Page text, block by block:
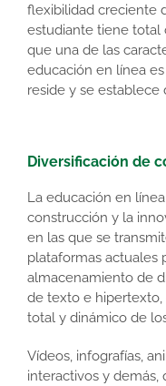
flexibilidad creciente
estudiante tiene total
que una de las
educación en línea
reside y se establece
Diversificación de
La educación en
construcción y la
en las que se
plataformas actuales
almacenamiento de
de texto e
total y dinámico de
Vídeos, infografías,
interactivos y